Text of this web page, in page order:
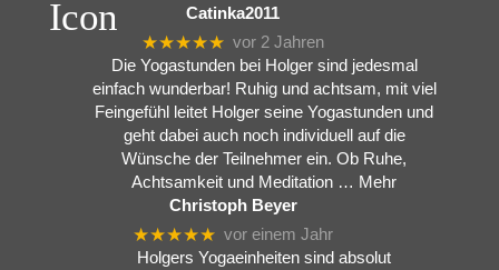
Catinka2011
★★★★★ vor 2 Jahren
Die Yogastunden bei Holger sind jedesmal
einfach wunderbar! Ruhig und achtsam, mit viel
Feingefühl leitet Holger seine Yogastunden und
geht dabei auch noch individuell auf die
Wünsche der Teilnehmer ein. Ob Ruhe,
Achtsamkeit und Meditation … Mehr
Christoph Beyer
★★★★★ vor einem Jahr
Holgers Yogaeinheiten sind absolut